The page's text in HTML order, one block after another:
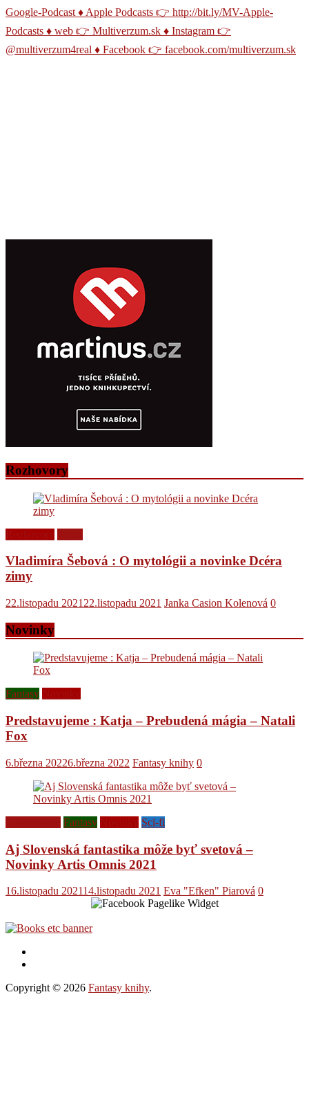
Rozhovory
Vladimíra Šebová : O mytológii a novinke Dcéra
zimy
22.listopadu 2021 22.listopadu 2021 Janka Casion Kolenová 0
Novinky
Fantasy
Predstavujeme : Katja – Prebudená mágia – Natali
Fox
6.března 20226.března 2022 Fantasy knihy 0
Fantasy Sci-fi
Aj Slovenská fantastika môže byť svetová –
Novinky Artis Omnis 2021
16.listopadu 202114.listopadu 2021 Eva "Efken" Piarová 0
Copyright © 2026 Fantasy knihy.